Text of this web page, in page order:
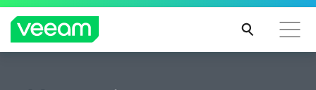
Guía de Veeam para los clientes afectados por la